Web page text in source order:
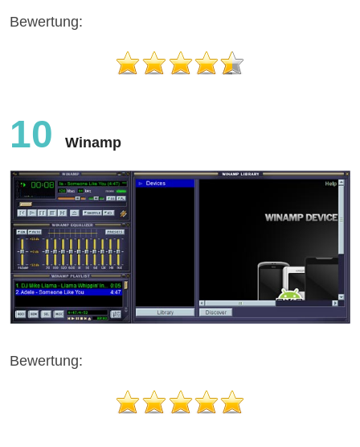
Bewertung:
10 Winamp
Bewertung: